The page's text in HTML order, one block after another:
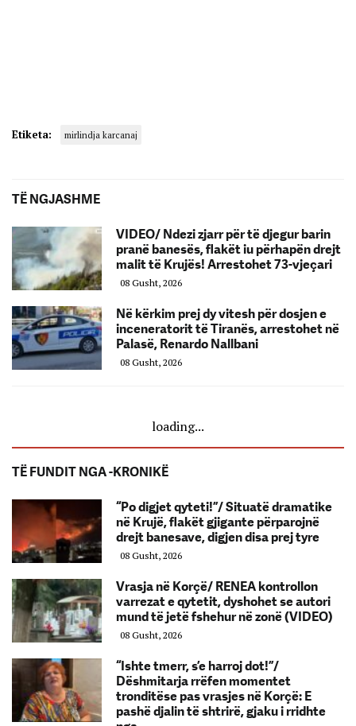
Etiketa: mirlindja karcanaj
TË NGJASHME
VIDEO/ Ndezi zjarr për të djegur barin
pranë banesës, flakët iu përhapën drejt
malit të Krujës! Arrestohet 73-vjeçari
08 Gusht, 2026
Në kërkim prej dy vitesh për dosjen e
inceneratorit të Tiranës, arrestohet në
Palasë, Renardo Nallbani
08 Gusht, 2026
loading...
TË FUNDIT NGA -KRONIKË
“Po digjet qyteti!”/ Situatë dramatike
në Krujë, flakët gjigante përparojnë
drejt banesave, digjen disa prej tyre
08 Gusht, 2026
Vrasja në Korçë/ RENEA kontrollon
varrezat e qytetit, dyshohet se autori
mund të jetë fshehur në zonë (VIDEO)
08 Gusht, 2026
“Ishte tmerr, s’e harroj dot!”/
Dëshmitarja rrëfen momentet
tronditëse pas vrasjes në Korçë: E
pashë djalin të shtrirë, gjaku i rridhte